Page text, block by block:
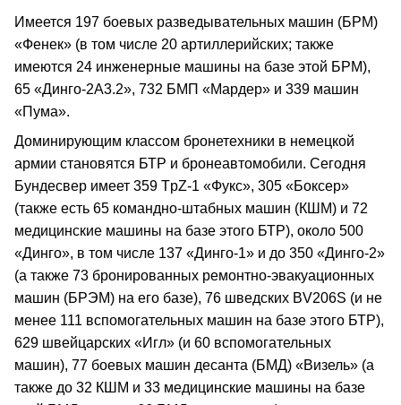
Имеется 197 боевых разведывательных машин (БРМ)
«Фенек» (в том числе 20 артиллерийских; также
имеются 24 инженерные машины на базе этой БРМ),
65 «Динго-2А3.2», 732 БМП «Мардер» и 339 машин
«Пума».
Доминирующим классом бронетехники в немецкой
армии становятся БТР и бронеавтомобили. Сегодня
Бундесвер имеет 359 TpZ-1 «Фукс», 305 «Боксер»
(также есть 65 командно-штабных машин (КШМ) и 72
медицинские машины на базе этого БТР), около 500
«Динго», в том числе 137 «Динго-1» и до 350 «Динго-2»
(а также 73 бронированных ремонтно-эвакуационных
машин (БРЭМ) на его базе), 76 шведских BV206S (и не
менее 111 вспомогательных машин на базе этого БТР),
629 швейцарских «Игл» (и 60 вспомогательных
машин), 77 боевых машин десанта (БМД) «Визель» (а
также до 32 КШМ и 33 медицинские машины на базе